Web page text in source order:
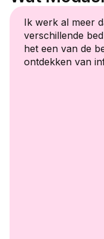
Ik werk al meer
verschillende
het een van de
ontdekken van